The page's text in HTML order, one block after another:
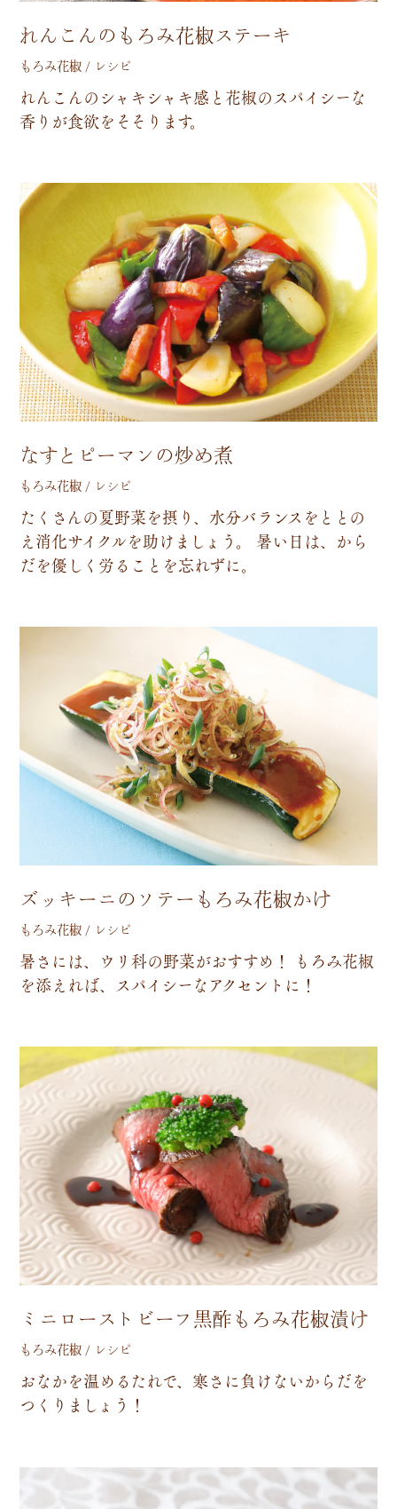
れんこんのもろみ花椒ステーキ
もろみ花椒 / レシピ
れんこ んのシャ キシャ キ感 と 花椒のスパイ シーな
香 り が食欲を そ そ り ます。
なすとピーマンの炒め煮
もろみ花椒 / レシピ
た く さ んの夏野菜を摂 り、水分バ ラ ンス を と と の
え消化サイ クルを助け ま し ょ う。 暑い 日 は、 か ら
だを優 し く 労る こ と を忘れずに。
ズッキーニのソテーもろみ花椒かけ
もろみ花椒 / レシピ
暑さ に は、 ウ リ科の野菜がおすすめ ！ も ろみ花椒
を添えれば、 スパイ シーなアクセ ン ト に ！
ミニローストビーフ黒酢もろみ花椒漬け
もろみ花椒 / レシピ
おなかを温め る たれで、寒さ に負け な いか ら だを
つ く り ま し ょ う ！